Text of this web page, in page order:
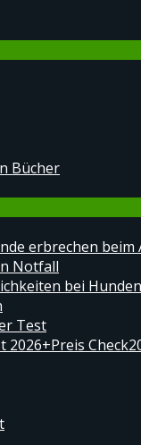
Bücher
erbrechen beim
Notfall
bei
Test